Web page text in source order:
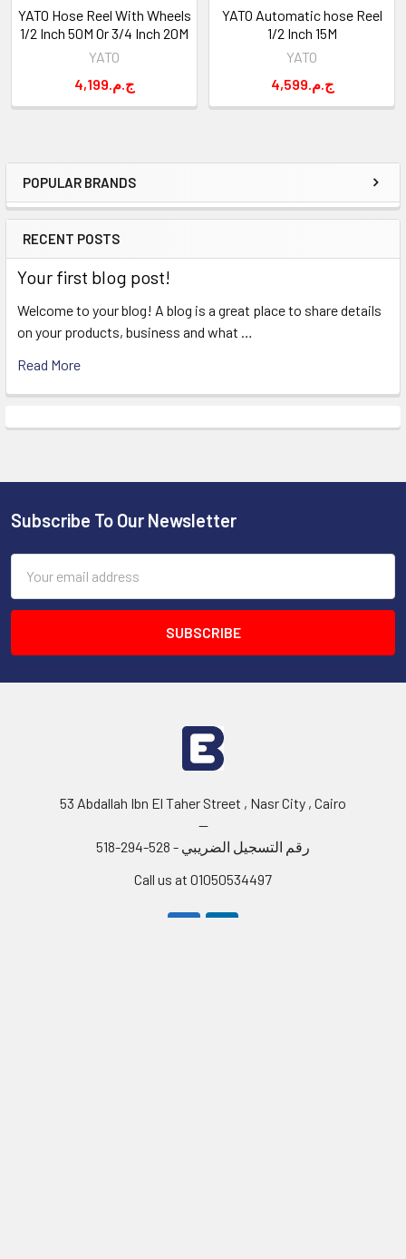
Sidebar
POPULAR BRANDS
RECENT POSTS
Your first blog post!
Welcome to your blog! A blog is a great place to share details
on your products, business and what …
Read More
YATO Hose Reel With Wheels
1/2 Inch 50M Or 3/4 Inch 20M
YATO
4,199.ج.م
YATO Automatic hose Reel
1/2 Inch 15M
YATO
4,599.ج.م
Footer
Subscribe To Our Newsletter
Address
53 Abdallah Ibn El Taher Street , Nasr City , Cairo
--
رقم التسجيل الضريبي - 528-294-518
Call us at 01050534497